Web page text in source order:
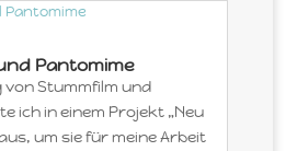
Pantomime
von Stummfilm und
ich in einem Projekt „Neu
um sie für meine Arbeit